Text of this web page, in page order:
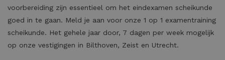
voorbereiding zijn essentieel om het eindexamen scheikunde
goed in te gaan. Meld je aan voor onze 1 op 1 examentraining
scheikunde. Het gehele jaar door, 7 dagen per week mogelijk
op onze vestigingen in Bilthoven, Zeist en Utrecht.